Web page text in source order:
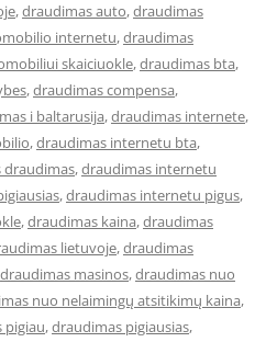
,draudimas auto,draudimas
internetu,draudimas
skaiciuokle,draudimas bta,
,draudimas compensa,
i baltarusija,draudimas internete,
,draudimas internetu bta,
,draudimas internetu
,draudimas internetu pigus,
,draudimas kaina,draudimas
lietuvoje,draudimas
draudimas masinos,draudimas nuo
nuo nelaimingų atsitikimų kaina,
pigiau,draudimas pigiausias,